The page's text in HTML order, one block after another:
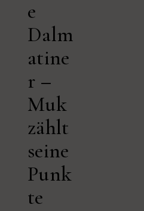
e
Dalm
atine
r –
Muk
zählt
seine
Punk
te